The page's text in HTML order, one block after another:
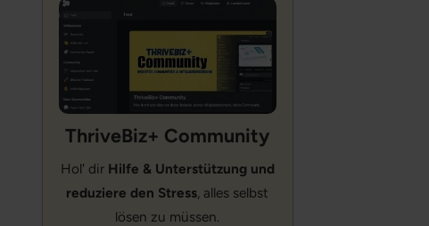
ThriveBiz+ Community
Hol' dir Hilfe & Unterstützung und
reduziere den Stress, alles selbst
lösen zu müssen.